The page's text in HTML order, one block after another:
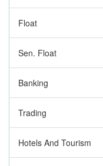
Float
Sen. Float
Banking
Trading
Hotels And Tourism